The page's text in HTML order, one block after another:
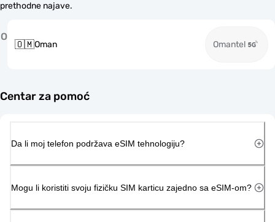
prethodne najave.
O
🇴🇲Oman Omantel
Centar za pomoć
Da li moj telefon podržava eSIM tehnologiju?
Mogu li koristiti svoju fizičku SIM karticu zajedno sa eSIM-om?